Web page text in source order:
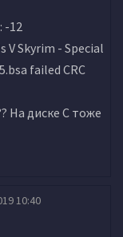
-12
V Skyrim - Special
failed CRC
На диске C тоже
10:40